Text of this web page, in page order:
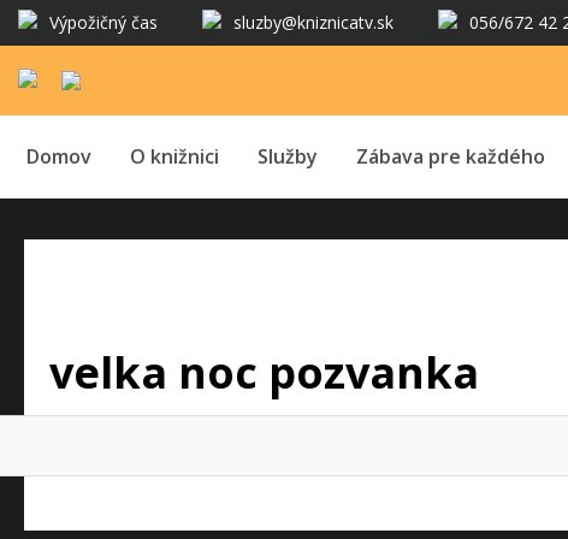
Výpožičný čas sluzby@kniznicatv.sk 056/672 42
Domov O knižnici Služby Zábava pre každého
velka noc pozvanka